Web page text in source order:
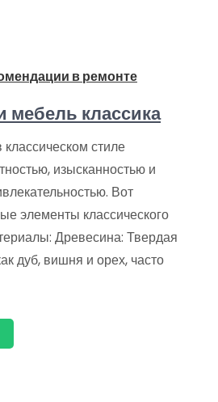
в ремонте
мебель классика
стиле
изысканностью и
Вот
элементы классического
Древесина: Твердая
дуб, вишня и орех, часто